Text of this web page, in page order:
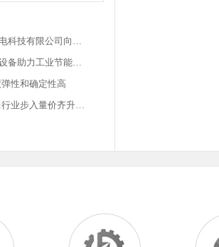
科技有限公司向…
备助力工业节能…
性和确定性高
业步入量价齐升…